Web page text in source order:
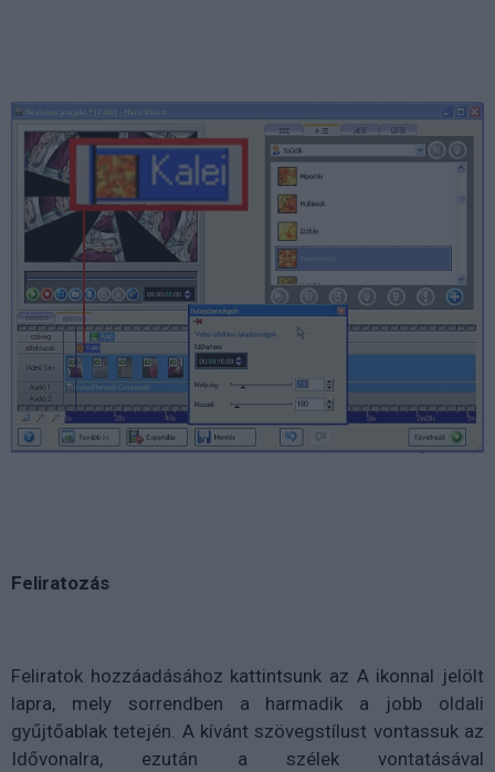
Feliratozás
Feliratok hozzáadásához kattintsunk az A ikonnal jelölt
lapra, mely sorrendben a harmadik a jobb oldali
gyűjtőablak tetején. A kívánt szövegstílust vontassuk az
Idővonalra, ezután a szélek vontatásával